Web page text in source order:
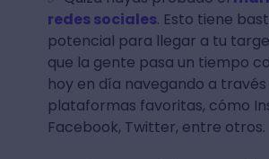
redes sociales. Esto tiene
potencial para llegar a tu
que la gente pasa un tiempo
hoy en día navegando a través
plataformas favoritas, cómo
Facebook, Twitter, entre otros.